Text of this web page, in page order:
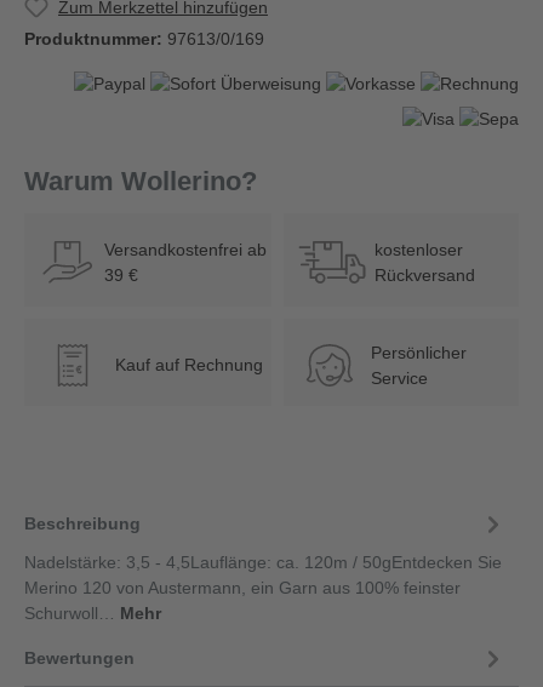
Zum Merkzettel hinzufügen
Produktnummer: 97613/0/169
Warum Wollerino?
Versandkostenfrei ab
39 €
kostenloser
Rückversand
€ Kauf auf Rechnung
Persönlicher
Service
Beschreibung
Nadelstärke: 3,5 - 4,5Lauflänge: ca. 120m / 50gEntdecken Sie
Merino 120 von Austermann, ein Garn aus 100% feinster
Schurwoll… Mehr
Bewertungen